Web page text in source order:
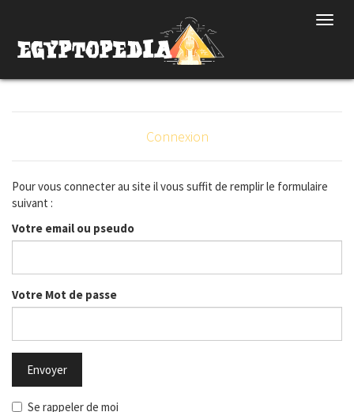
Connexion
Pour vous connecter au site il vous suffit de remplir le formulaire
suivant :
Votre email ou pseudo
Votre Mot de passe
Se rappeler de moi